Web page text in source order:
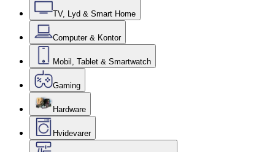
TV, Lyd & Smart Home
Computer & Kontor
Mobil, Tablet & Smartwatch
Gaming
Hardware
Hvidevarer